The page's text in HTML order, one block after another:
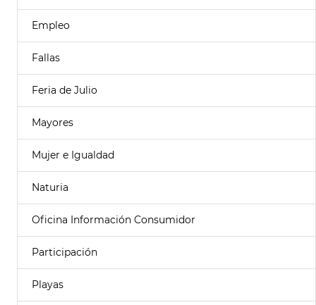
Empleo
Fallas
Feria de Julio
Mayores
Mujer e Igualdad
Naturia
Oficina Información Consumidor
Participación
Playas